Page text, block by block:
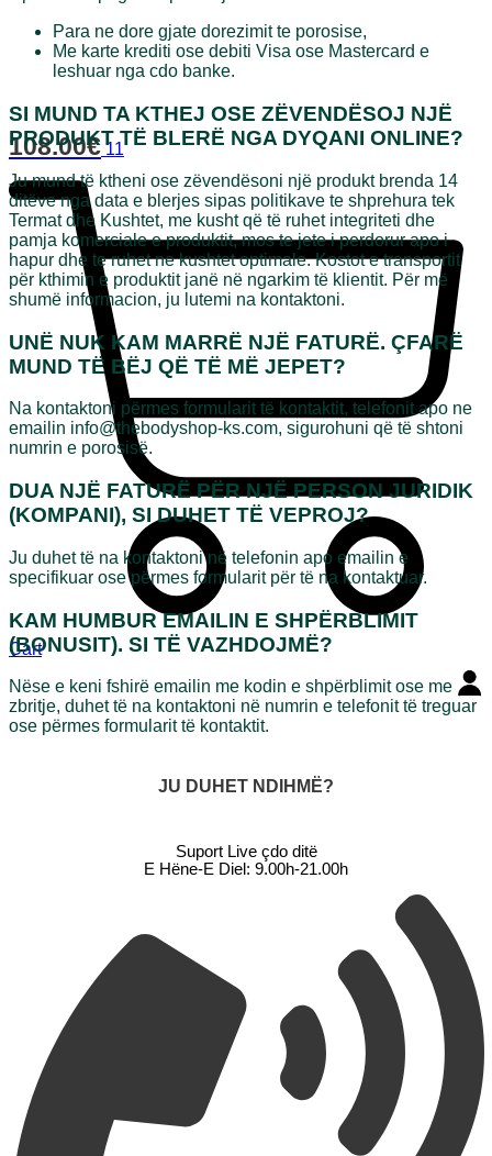
108.00€ 11
Cart
Para ne dore gjate dorezimit te porosise,
Me karte krediti ose debiti Visa ose Mastercard e
leshuar nga cdo banke.
SI MUND TA KTHEJ OSE ZËVENDËSOJ NJË
PRODUKT TË BLERË NGA DYQANI ONLINE?
Ju mund të ktheni ose zëvendësoni një produkt brenda 14
ditëve nga data e blerjes sipas politikave te shprehura tek
Termat dhe Kushtet, me kusht që të ruhet integriteti dhe
pamja komerciale e produktit, mos te jete i perdorur apo i
hapur dhe te ruhet ne kushtet optimale. Kostot e transportit
për kthimin e produktit janë në ngarkim të klientit. Për më
shumë informacion, ju lutemi na kontaktoni.
UNË NUK KAM MARRË NJË FATURË. ÇFARË
MUND TË BËJ QË TË MË JEPET?
Na kontaktoni përmes formularit të kontaktit, telefonit apo ne
emailin info@thebodyshop-ks.com, sigurohuni që të shtoni
numrin e porosisë.
DUA NJË FATURË PËR NJË PERSON JURIDIK
(KOMPANI), SI DUHET TË VEPROJ?
Ju duhet të na kontaktoni në telefonin apo emailin e
specifikuar ose përmes formularit për të na kontaktuar.
KAM HUMBUR EMAILIN E SHPËRBLIMIT
(BONUSIT). SI TË VAZHDOJMË?
Nëse e keni fshirë emailin me kodin e shpërblimit ose me
zbritje, duhet të na kontaktoni në numrin e telefonit të treguar
ose përmes formularit të kontaktit.
JU DUHET NDIHMË?
Suport Live çdo ditë
E Hëne-E Diel: 9.00h-21.00h